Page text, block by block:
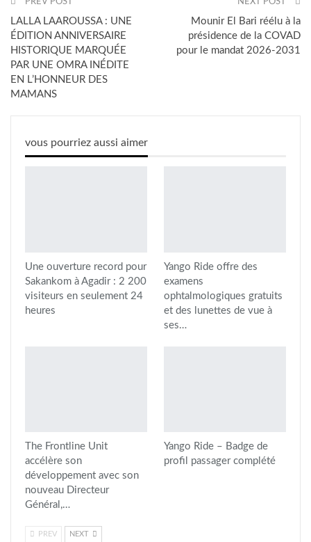
PREV POST
LALLA LAAROUSSA : UNE
ÉDITION ANNIVERSAIRE
HISTORIQUE MARQUÉE
PAR UNE OMRA INÉDITE
EN L’HONNEUR DES
MAMANS
NEXT POST
Mounir El Bari réélu à la
présidence de la COVAD
pour le mandat 2026-2031
vous pourriez aussi aimer
Une ouverture record pour
Sakankom à Agadir : 2 200
visiteurs en seulement 24
heures
Yango Ride offre des
examens
ophtalmologiques gratuits
et des lunettes de vue à
ses…
The Frontline Unit
accélère son
développement avec son
nouveau Directeur
Général,…
Yango Ride – Badge de
profil passager complété
PREV NEXT